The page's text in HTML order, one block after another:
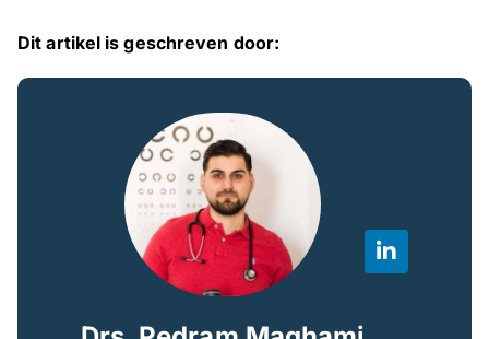
Dit artikel is geschreven door: